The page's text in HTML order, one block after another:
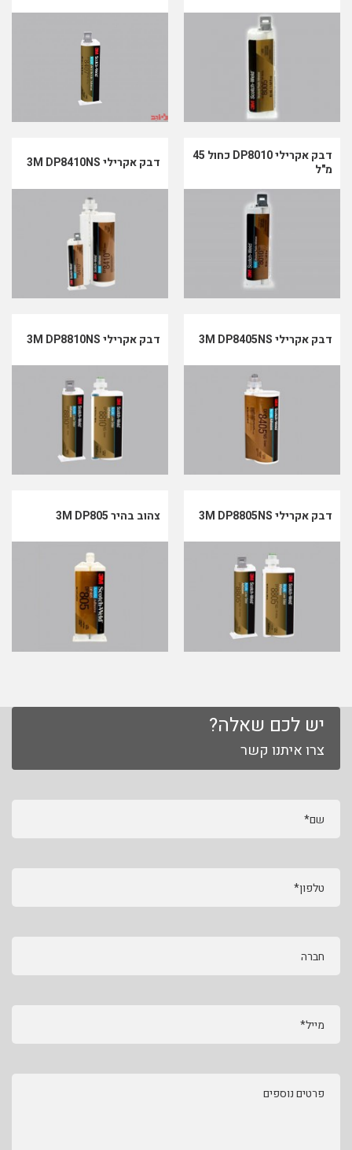
דבק אקרילי DP8010 כחול 45
מ"ל
דבק אקרילי 3M DP8410NS
דבק אקרילי 3M DP8405NS דבק אקרילי 3M DP8810NS
דבק אקרילי 3M DP8805NS צהוב בהיר 3M DP805
יש לכם שאלה?
צרו איתנו קשר
שם*
טלפון*
חברה
מייל*
פרטים נוספים